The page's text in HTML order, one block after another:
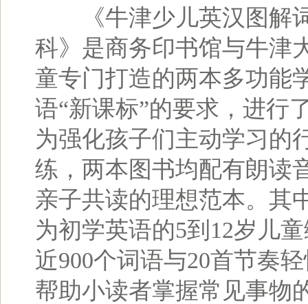
《牛津少儿英汉图解词
科》是商务印书馆与牛津
童专门打造的两本多功能
语“新课标”的要求，进行
为强化孩子们主动学习的
练，两本图书均配有朗读
亲子共读的理想范本。其
为初学英语的5到12岁儿
近900个词语与20首节奏
帮助小读者掌握常见事物